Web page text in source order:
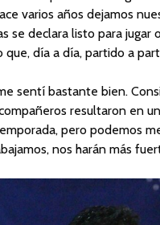
varios años dejamos
se declara listo para
día a día, partido a
sentí bastante bien.
resultaron en
pero podemos
nos harán más